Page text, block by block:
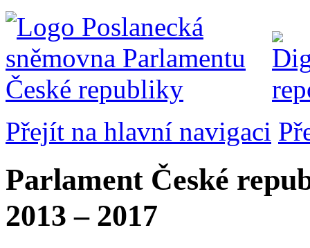
Přejít na hlavní navigaci
Parlament České
2013 – 2017